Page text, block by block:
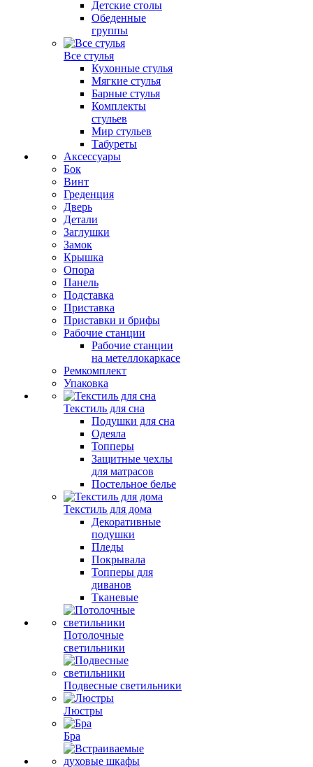
Детские столы
Обеденные
группы
Все стулья
Кухонные стулья
Мягкие стулья
Барные стулья
Комплекты
стульев
Мир стульев
Табуреты
Аксессуары
Бок
Винт
Греденция
Дверь
Детали
Заглушки
Замок
Крышка
Опора
Панель
Подставка
Приставка
Приставки и брифы
Рабочие станции
Рабочие станции
на метеллокаркасе
Ремкомплект
Упаковка
Текстиль для сна
Подушки для сна
Одеяла
Топперы
Защитные чехлы
для матрасов
Постельное белье
Текстиль для дома
Декоративные
подушки
Пледы
Покрывала
Топперы для
диванов
Тканевые
Потолочные
светильники
Подвесные светильники
Люстры
Бра